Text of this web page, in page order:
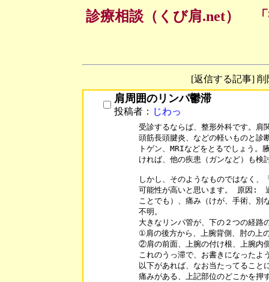
診療相談（くび肩.net）
[返信する記事]
肩周囲のリンパ鬱滞
投稿者： じわっ
受診するならば、整形外科です。肩
頭筋長頭腱炎、などの軽いものと診
トゲン、MRIなどをとるでしょう。
ければ、他の疾患（ガンなど）も検
しかし、そのようなものではなく、
可能性が高いと思います。 原因:　
ことでも）、痛み（けが、手術、別
不明。
大きなリンパ管が、下の２つの経路
①肩の後方から、上腕背側、肘の上
②肩の前面、上腕の付け根、上腕内
これのうっ滞で、お書きになったよ
以下があれば、なお当たってるこ
痛みがある、上記部位のどこかを押